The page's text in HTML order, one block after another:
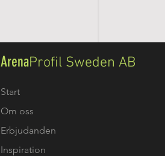
ArenaProfil Sweden AB
Start
Om oss
Erbjudanden
Inspiration